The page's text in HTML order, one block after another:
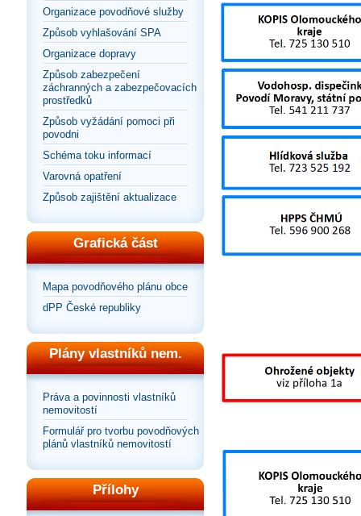
Organizace povodňové služby
Způsob vyhlašování SPA
Organizace dopravy
Způsob zabezpečení
záchranných a zabezpečovacích
prostředků
Způsob vyžádání pomoci při
povodni
Schéma toku informací
Varovná opatření
Způsob zajištění aktualizace
Grafická část
Mapa povodňového plánu obce
dPP České republiky
Plány vlastníků nem.
Práva a povinnosti vlastníků
nemovitostí
Formulář pro tvorbu povodňových
plánů vlastníků nemovitostí
Přílohy